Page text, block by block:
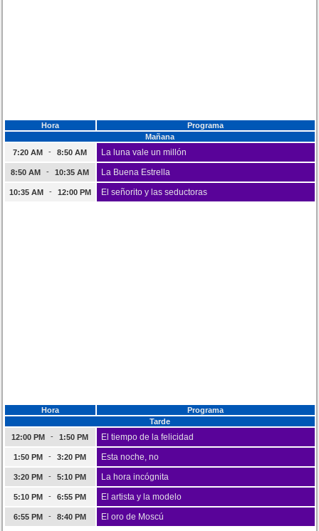
Hora
Programa
Mañana
7:20 AM
- 8:50 AM La luna vale un millón
8:50 AM - 10:35 AM La Buena Estrella
10:35 AM - 12:00 PM El señorito y las seductoras
Hora
Programa
Tarde
12:00 PM
- 1:50 PM El tiempo de la felicidad
1:50 PM - 3:20 PM Esta noche, no
3:20 PM - 5:10 PM La hora incógnita
5:10 PM - 6:55 PM El artista y la modelo
6:55 PM - 8:40 PM El oro de Moscú